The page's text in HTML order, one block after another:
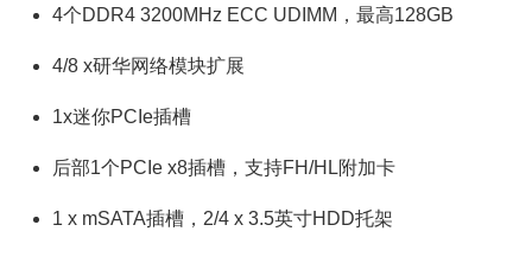
4个DDR4 3200MHz ECC UDIMM，最高128GB
4/8 x研华网络模块扩展
1x迷你PCIe插槽
后部1个PCIe x8插槽，支持FH/HL附加卡
1 x mSATA插槽，2/4 x 3.5英寸HDD托架